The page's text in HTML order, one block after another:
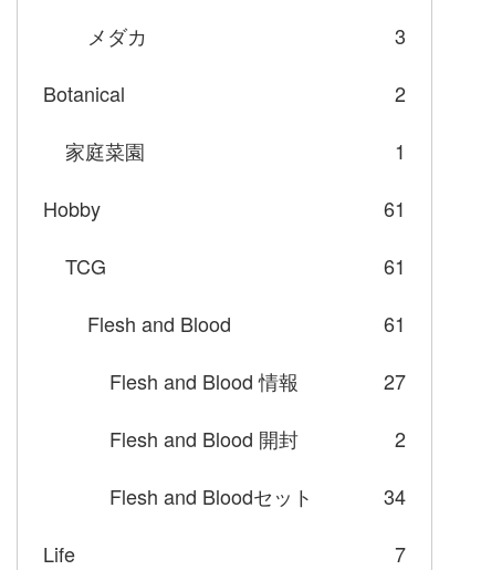
メダカ
3
Botanical
2
家庭菜園
1
Hobby
61
TCG
61
Flesh and Blood
61
Flesh and Blood 情報
27
Flesh and Blood 開封
2
Flesh and Bloodセット
34
Life
7